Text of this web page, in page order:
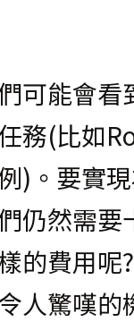
可能會
務(比如
)。要實
仍然需
的費用
人驚嘆的